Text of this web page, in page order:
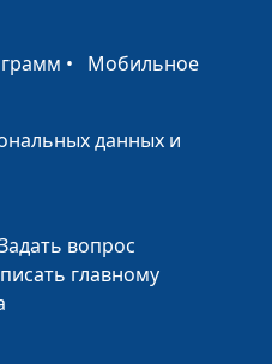
священнослужитель
• Мобильное
данных и
вопрос
главному